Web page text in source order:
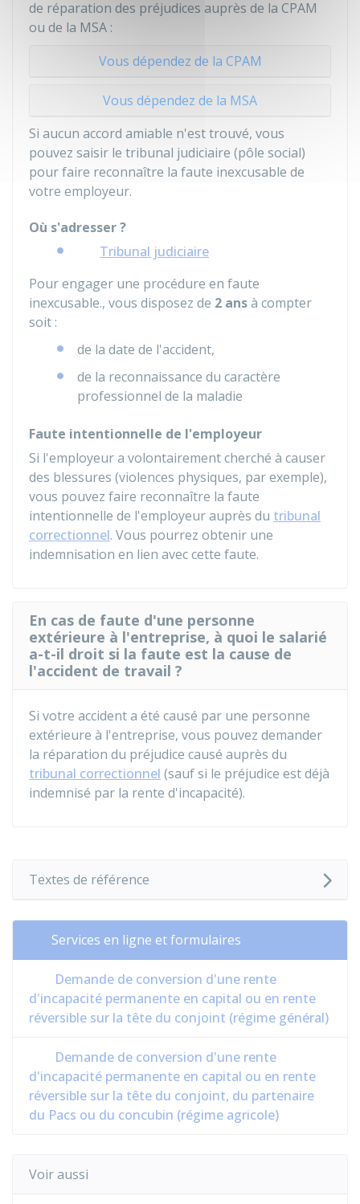
de réparation des préjudices auprès de la CPAM
ou de la MSA :
Vous dépendez de la CPAM
Vous dépendez de la MSA
Si aucun accord amiable n'est trouvé, vous
pouvez saisir le tribunal judiciaire (pôle social)
pour faire reconnaître la faute inexcusable de
votre employeur.
Où s'adresser ?
Tribunal judiciaire
Pour engager une procédure en faute
inexcusable., vous disposez de 2 ansà compter
soit :
de la date de l'accident,
de la reconnaissance du caractère
professionnel de la maladie
Faute intentionnelle de l'employeur
Si l'employeur a volontairement cherché à causer
des blessures (violences physiques, par exemple),
vous pouvez faire reconnaître la faute
intentionnelle de l'employeur auprès du tribunal
correctionnel. Vous pourrez obtenir une
indemnisation en lien avec cette faute.
En cas de faute d'une personne
extérieure à l'entreprise, à quoi le salarié
a-t-il droit si la faute est la cause de
l'accident de travail ?
Si votre accident a été causé par une personne
extérieure à l'entreprise, vous pouvez demander
la réparation du préjudice causé auprès du
tribunal correctionnel (sauf si le préjudice est déjà
indemnisé par la rente d'incapacité).
Textes de référence
Services en ligne et formulaires
Demande de conversion d'une rente
d'incapacité permanente en capital ou en rente
réversible sur la tête du conjoint (régime général)
Demande de conversion d'une rente
d'incapacité permanente en capital ou en rente
réversible sur la tête du conjoint, du partenaire
du Pacs ou du concubin (régime agricole)
Voir aussi